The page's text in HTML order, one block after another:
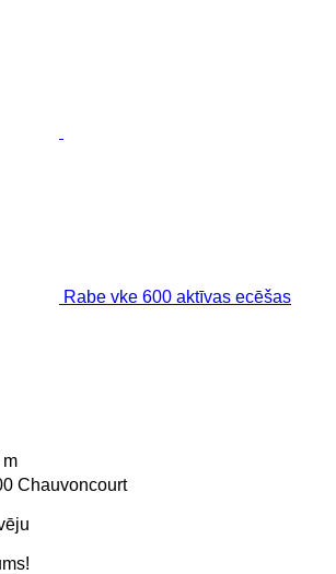
Rabe vke 600 aktīvas ecēšas
m
Chauvoncourt